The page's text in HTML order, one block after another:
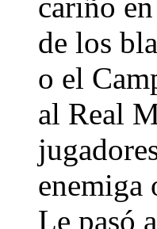
de los
o el
al Real
enemiga
Le pasó